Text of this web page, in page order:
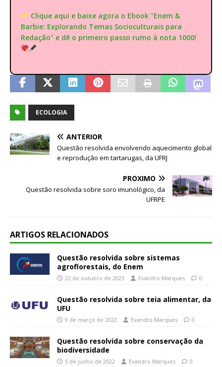
Clique aqui e baixe agora o Ebook "Enem &
Barbie: Explorando Temas Socioculturais para
Redação" e dê o primeiro passo rumo à nota 1000!
ECOLOGIA
ANTERIOR
Questão resolvida envolvendo aquecimento global
e reprodução em tartarugas, da UFRJ
PRÓXIMO
Questão resolvida sobre soro imunológico, da
UFRPE
ARTIGOS RELACIONADOS
Questão resolvida sobre sistemas
agroflorestais, do Enem
22 de outubro de 2023 Evandro Marques 0
Questão resolvida sobre teia alimentar, da
UFU
9 de março de 2022 Evandro Marques 0
Questão resolvida sobre conservação da
biodiversidade
5 de junho de 2022 Evandro Marques 0